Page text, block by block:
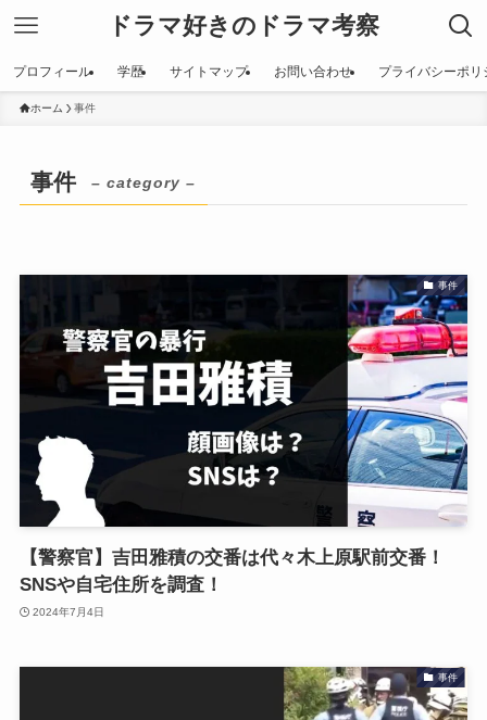
ドラマ好きのドラマ考察
プロフィール 学歴 サイトマップ お問い合わせ プライバシーポ
ホーム 事件
事件 – category –
事件
【警察官】吉田雅積の交番は代々木上原駅前交番！
SNSや自宅住所を調査！
2024年7月4日
事件